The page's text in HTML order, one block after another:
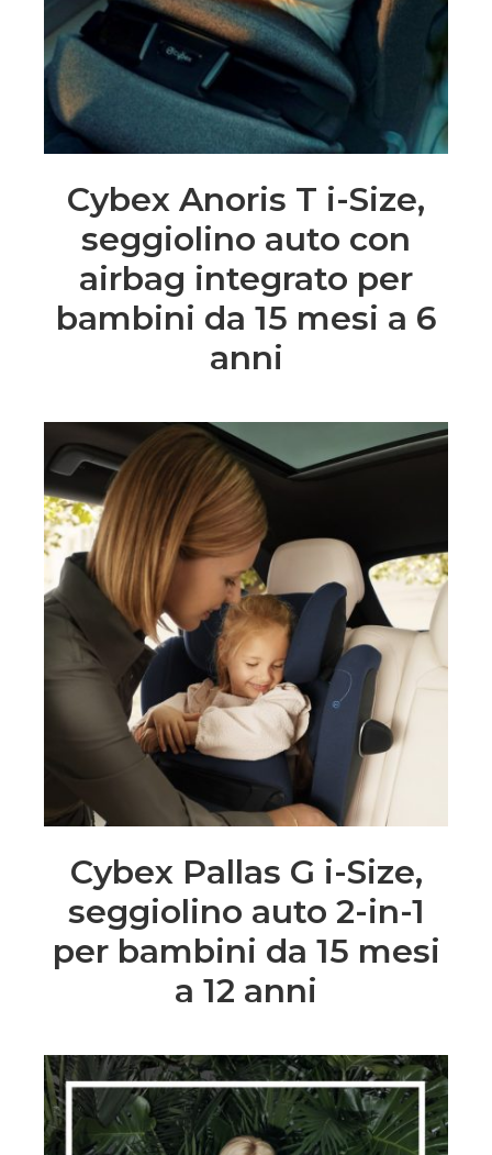
Cybex Anoris T i-Size,
seggiolino auto con
airbag integrato per
bambini da 15 mesi a 6
anni
Cybex Pallas G i-Size,
seggiolino auto 2-in-1
per bambini da 15 mesi
a 12 anni